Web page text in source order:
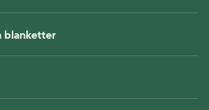
blanketter